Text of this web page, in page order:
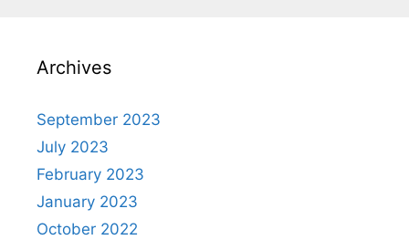
Archives
September 2023
July 2023
February 2023
January 2023
October 2022